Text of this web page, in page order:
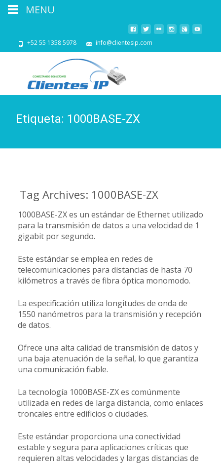
+52 55 1358 5978 info@clientesip.com
Etiqueta: 1000BASE-ZX
Tag Archives: 1000BASE-ZX
1000BASE-ZX es un estándar de Ethernet utilizado
para la transmisión de datos a una velocidad de 1
gigabit por segundo.
Este estándar se emplea en redes de
telecomunicaciones para distancias de hasta 70
kilómetros a través de fibra óptica monomodo.
La especificación utiliza longitudes de onda de
1550 nanómetros para la transmisión y recepción
de datos.
Ofrece una alta calidad de transmisión de datos y
una baja atenuación de la señal, lo que garantiza
una comunicación fiable.
La tecnología 1000BASE-ZX es comúnmente
utilizada en redes de larga distancia, como enlaces
troncales entre edificios o ciudades.
Este estándar proporciona una conectividad
estable y segura para aplicaciones críticas que
requieren altas velocidades y largas distancias de
MENU